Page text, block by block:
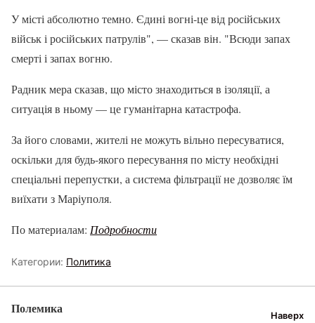
У місті абсолютно темно. Єдині вогні-це від російських
військ і російських патрулів", — сказав він. "Всюди запах
смерті і запах вогню.
Радник мера сказав, що місто знаходиться в ізоляції, а
ситуація в ньому — це гуманітарна катастрофа.
За його словами, жителі не можуть вільно пересуватися,
оскільки для будь-якого пересування по місту необхідні
спеціальні перепустки, а система фільтрації не дозволяє їм
виїхати з Маріуполя.
По материалам: Подробности
Категории: Политика
Полемика Наверх